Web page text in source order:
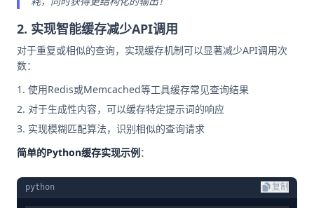
2. 实现智能缓存减少API调用
对于重复或相似的查询，实现缓存机制可以显著减少API调用次
数：
使用Redis或Memcached等工具缓存常见查询结果
对于生成性内容，可以缓存特定提示词的响应
实现模糊匹配算法，识别相似的查询请求
简单的Python缓存实现示例：
python 复制